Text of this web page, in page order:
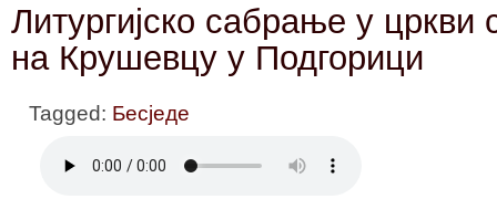
Литургијско сабрање у цркви
на Крушевцу у Подгорици
Tagged: Бесједе